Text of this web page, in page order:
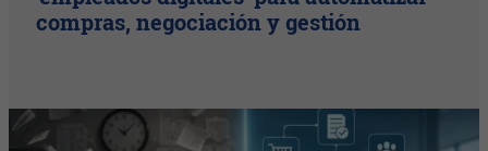
compras, negociación y gestión